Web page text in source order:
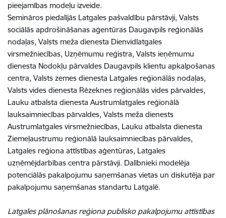
pieejamības modeļu izveide.
Semināros piedalījās Latgales pašvaldību pārstāvji, Valsts
sociālās apdrošināšanas aģentūras Daugavpils reģionālās
nodaļas, Valsts meža dienesta Dienvidlatgales
virsmežniecības, Uzņēmumu reģistra, Valsts ieņēmumu
dienesta Nodokļu pārvaldes Daugavpils klientu apkalpošanas
centra, Valsts zemes dienesta Latgales reģionālās nodaļas,
Valsts vides dienesta Rēzeknes reģionālās vides pārvaldes,
Lauku atbalsta dienesta Austrumlatgales reģionālā
lauksaimniecības pārvaldes, Valsts meža dienests
Austrumlatgales virsmežniecības, Lauku atbalsta dienesta
Ziemeļaustrumu reģionālā lauksaimniecības pārvaldes,
Latgales reģiona attīstības aģentūras, Latgales
uzņēmējdarbības centra pārstāvji. Dalībnieki modelēja
potenciālās pakalpojumu saņemšanas vietas un diskutēja par
pakalpojumu saņemšanas standartu Latgalē.
Latgales plānošanas reģiona publisko pakalpojumu attīstības